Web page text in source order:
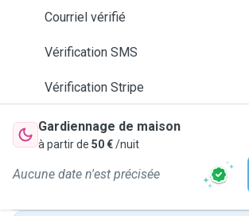
Courriel vérifié
Vérification SMS
Vérification Stripe
Gardiennage de maison
à partir de 50 €/nuit
Aucune date n'est précisée